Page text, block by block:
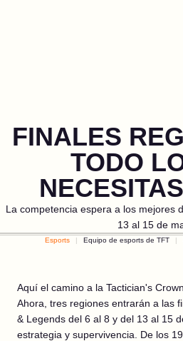
FINALES
TODO
La competencia espera a los mejores
13 al 15 de
Esports Equipo de esports de TFT
Aquí el camino a la Tactician's
Ahora, tres regiones entrarán a las
& Legends del 6 al 8 y del 13 al 15
estrategia y supervivencia. De los